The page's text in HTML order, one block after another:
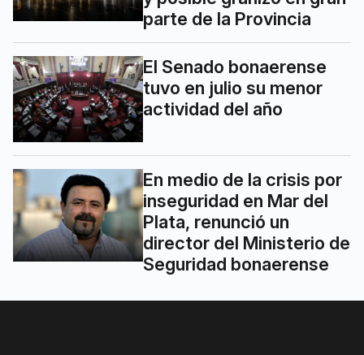
parte de la Provincia
El Senado bonaerense
tuvo en julio su menor
actividad del año
En medio de la crisis por
inseguridad en Mar del
Plata, renunció un
director del Ministerio de
Seguridad bonaerense